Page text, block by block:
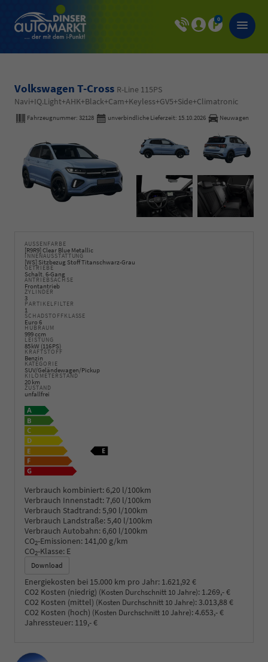
0
Volkswagen T-Cross R-Line 115PS
Navi+IQ.Light+AHK+Black+Cam+Keyless+GV5+Side+Climatronic
Fahrzeugnummer: 32128 unverbindliche Lieferzeit: 15.10.2026 Neuwagen
AUSSENFARBE
[R9R9] Clear Blue Metallic
INNENAUSSTATTUNG
[WS] Sitzbezug Stoff Titanschwarz-Grau
GETRIEBE
Schalt. 6-Gang
ANTRIEBSACHSE
Frontantrieb
ZYLINDER
3
PARTIKELFILTER
1
SCHADSTOFFKLASSE
Euro 6
HUBRAUM
999 ccm
LEISTUNG
85 kW (116 PS)
KRAFTSTOFF
Benzin
KATEGORIE
SUV/Geländewagen/Pickup
KILOMETERSTAND
20 km
ZUSTAND
unfallfrei
Verbrauch kombiniert: 6,20 l/100km
Verbrauch Innenstadt:7,60 l/100km
Verbrauch Stadtrand:5,90 l/100km
Verbrauch Landstraße:5,40 l/100km
Verbrauch Autobahn: 6,60 l/100km
CO2-Emissionen: 141,00 g/km
CO2-Klasse: E
Download
Energiekosten bei 15.000 km pro Jahr: 1.621,92 €
CO2 Kosten (niedrig) (Kosten Durchschnitt 10 Jahre): 1.269,- €
CO2 Kosten (mittel) (Kosten Durchschnitt 10 Jahre):3.013,88 €
CO2 Kosten (hoch) (Kosten Durchschnitt 10 Jahre):4.653,- €
Jahressteuer: 119,- €